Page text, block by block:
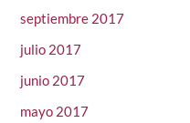
septiembre 2017
julio 2017
junio 2017
mayo 2017